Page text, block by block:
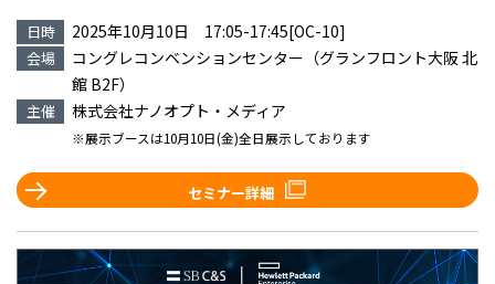
日時 2025年10月10日 17:05-17:45[OC-10]
会場
コングレコンベンションセンター（グランフロント大阪 北
館 B2F）
主催 株式会社ナノオプト・メディア
※展示ブースは10月10日(金)全日展示しております
セミナー詳細